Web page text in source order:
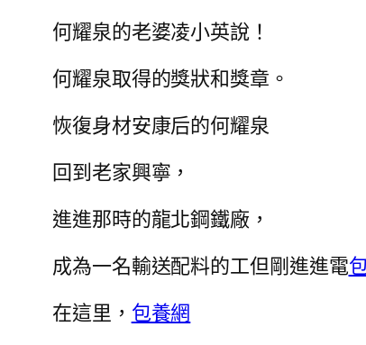
何耀泉的老婆凌小英說！
何耀泉取得的獎狀和獎章。
恢復身材安康后的何耀泉
回到老家興寧，
進進那時的龍北鋼鐵廠，
成為一名輸送配料的工但剛進進電
在這里， 包養網